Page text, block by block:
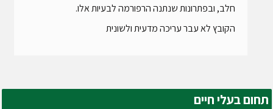
חלב, ובפתרונות שנתנה הרפורמה לבעיות אלו.
הקובץ לא עבר עריכה מדעית ולשונית
תחוםבעלי חיים